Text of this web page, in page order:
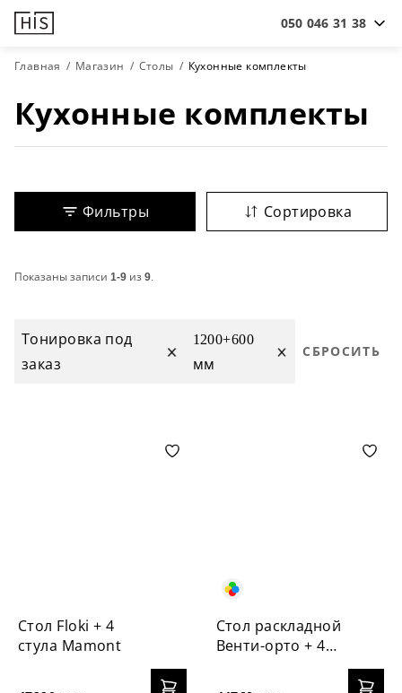
050 046 31 38
Главная Магазин Столы Кухонные комплекты
Кухонные комплекты
Фильтры Сортировка
Показаны записи 1-9 из9.
Тонировка под
заказ
1200+600
мм
СБРОСИТЬ
Стол Floki + 4
стула Mamont
Стол раскладной
Венти-орто + 4